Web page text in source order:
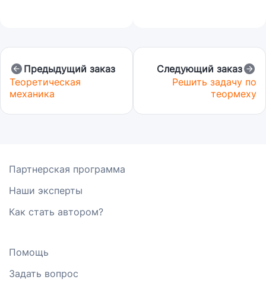
Предыдущий заказ
Теоретическая
механика
Следующий заказ
Решить задачу по
теормеху
Партнерская программа
Наши эксперты
Как стать автором?
Помощь
Задать вопрос